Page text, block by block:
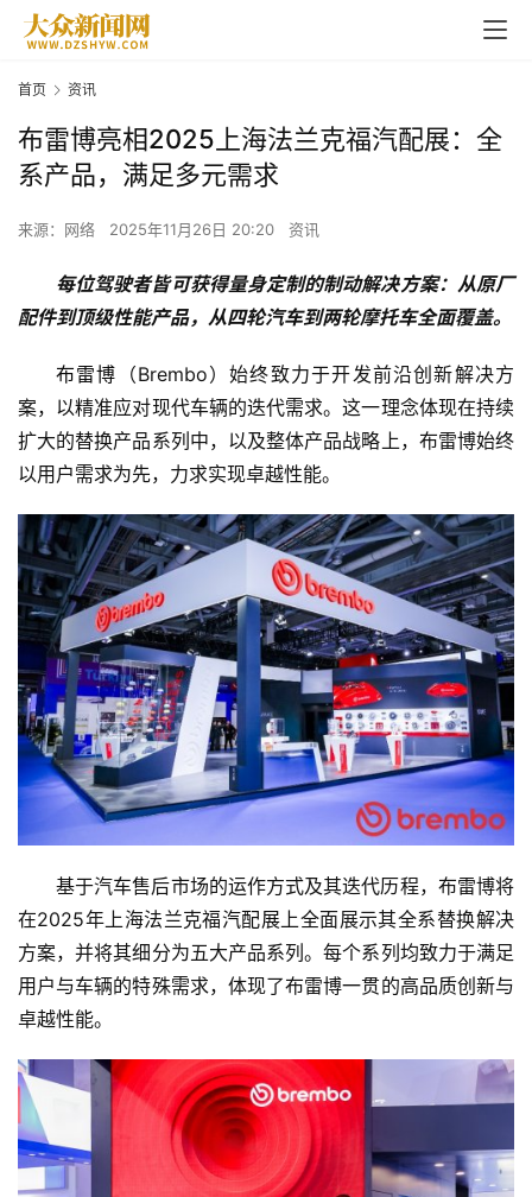
首页 资讯
布雷博亮相2025上海法兰克福汽配展：全
系产品，满足多元需求
来源：网络 2025年11月26日 20:20 资讯
每位驾驶者皆可获得量身定制的制动解决方案：从原厂
配件到顶级性能产品，从四轮汽车到两轮摩托车全面覆盖。
布雷博 （Brembo）始终致力于开发前沿创新解决方
案，以精准应对现代车辆的迭代需求。这一理念体现在持续
扩大的替换产品系列中，以及整体产品战略上，布雷博始终
以用户需求为先，力求实现卓越性能。
基于汽车售后市场的运作方式及其迭代历程，布雷博将
在2025年上海法兰克福汽配展 上全面展示其全系替换解决
方案，并将其细分为五大产品系列。每个系列均致力于满足
用户与车辆的特殊需求，体现了布雷博一贯的高品质创新与
卓越性能。